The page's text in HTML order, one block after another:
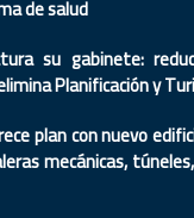
de salud
su gabinete:
Planificación y
plan con nuevo
mecánicas,